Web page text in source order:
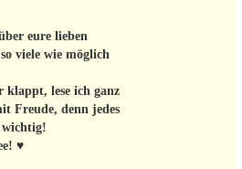
eure lieben
viele wie möglich
klappt, lese ich ganz
Freude, denn jedes
♥